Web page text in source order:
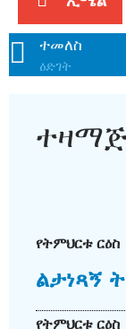
ተመለስ
ዕድገት
የትምህርቱ ርዕስ
ልታነጻኝ
የትምህርቱ ርዕስ